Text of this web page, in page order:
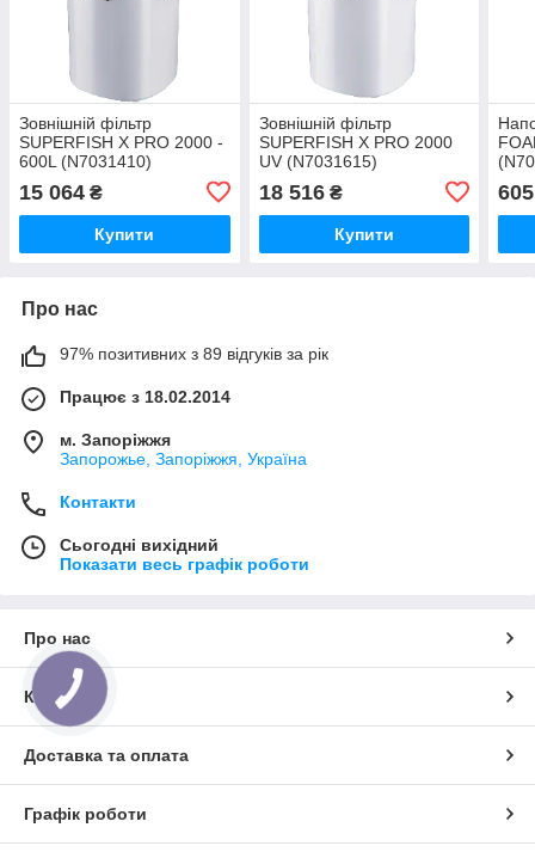
Зовнішній фільтр
SUPERFISH X PRO 2000 -
600L (N7031410)
15 064 ₴
Купити
Зовнішній фільтр
SUPERFISH X PRO 2000
UV (N7031615)
18 516₴
Купити
605
Про нас
97% позитивних з 89 відгуків за рік
Працює з 18.02.2014
м. Запоріжжя
Запорожье, Запоріжжя, Україна
Контакти
Сьогодні вихідний
Показати весь графік роботи
Про нас
Контакти
Доставка та оплата
Графік роботи
КНОПКА
ЗВ'ЯЗКУ